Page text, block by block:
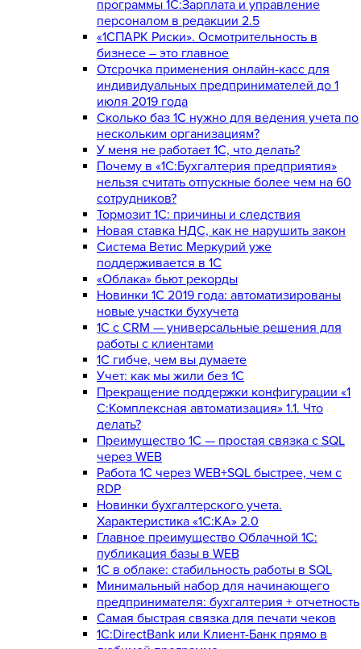
программы 1С:Зарплата и управление
персоналом в редакции 2.5
«1СПАРК Риски». Осмотрительность в
бизнесе – это главное
Отсрочка применения онлайн-касс для
индивидуальных предпринимателей до 1
июля 2019 года
Сколько баз 1C нужно для ведения учета по
нескольким организациям?
У меня не работает 1С, что делать?
Почему в «1С:Бухгалтерия предприятия»
нельзя считать отпускные более чем на 60
сотрудников?
Тормозит 1C: причины и следствия
Новая ставка НДС, как не нарушить закон
Система Ветис Меркурий уже
поддерживается в 1С
«Облака» бьют рекорды
Новинки 1С 2019 года: автоматизированы
новые участки бухучета
1С с CRM — универсальные решения для
работы с клиентами
1С гибче, чем вы думаете
Учет: как мы жили без 1С
Прекращение поддержки конфигурации «1
С:Комплексная автоматизация» 1.1. Что
делать?
Преимущество 1С — простая связка с SQL
через WEB
Работа 1С через WEB+SQL быстрее, чем с
RDP
Новинки бухгалтерского учета.
Характеристика «1С:КА» 2.0
Главное преимущество Облачной 1С:
публикация базы в WEB
1С в облаке: стабильность работы в SQL
Минимальный набор для начинающего
предпринимателя: бухгалтерия + отчетность
Самая быстрая связка для печати чеков
1С:DirectBank или Клиент-Банк прямо в